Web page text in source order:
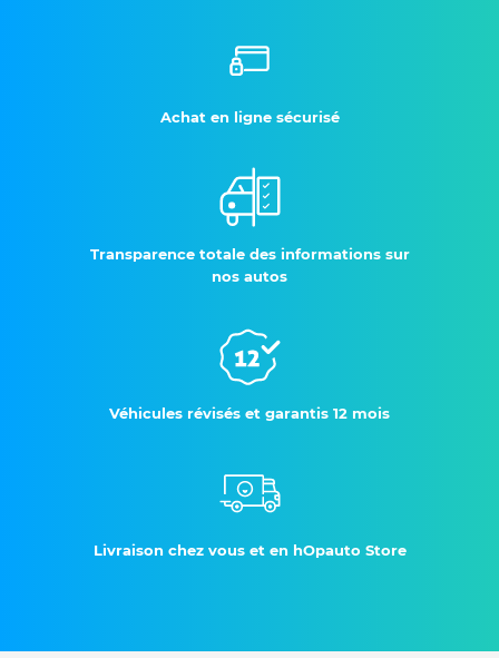
Achat en ligne sécurisé
Transparence totale des informations sur
nos autos
Véhicules révisés et garantis 12 mois
Livraison chez vous et en hOpauto Store